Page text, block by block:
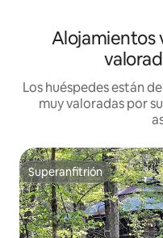
Alojamientos
Los huéspedes están
muy valoradas por
Superanfitrión
Superanfitrión